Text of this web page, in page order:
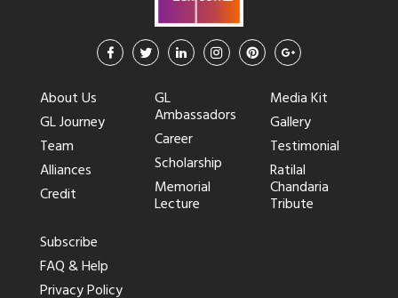
About Us
GL Journey
Team
Alliances
Credit
GL
Ambassadors
Career
Scholarship
Memorial
Lecture
Media Kit
Gallery
Testimonial
Ratilal
Chandaria
Tribute
Subscribe
FAQ & Help
Privacy Policy